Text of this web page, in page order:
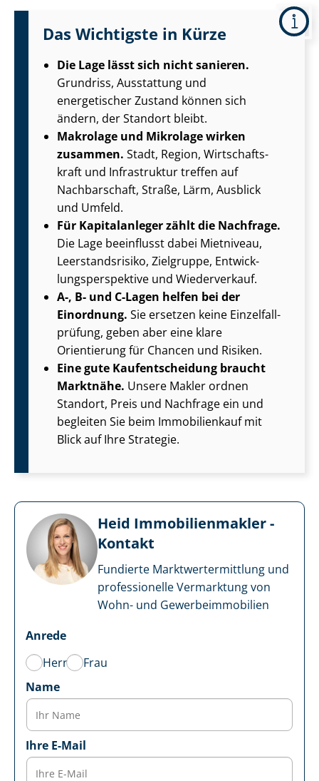
Das Wichtigste in Kürze
Die Lage lässt sich nicht sanieren.
Grundriss, Ausstattung und
energetischer Zustand können sich
ändern, der Standort bleibt.
Makrolage und Mikrolage wirken
zusammen. Stadt, Region, Wirt­schafts­
kraft und Infrastruktur treffen auf
Nachbarschaft, Straße, Lärm, Ausblick
und Umfeld.
Für Kapitalanleger zählt die Nachfrage.
Die Lage beeinflusst dabei Mietniveau,
Leer­stands­ri­si­ko, Zielgruppe, Ent­wick­
lungs­per­spek­ti­ve und Wiederverkauf.
A-, B- und C-Lagen helfen bei der
Einordnung. Sie ersetzen keine Ein­zel­fall­
prü­fung, geben aber eine klare
Orientierung für Chancen und Risiken.
Eine gute Kauf­ent­schei­dung braucht
Marktnähe. Unsere Makler ordnen
Standort, Preis und Nachfrage ein und
begleiten Sie beim Immobilienkauf mit
Blick auf Ihre Strategie.
Heid Im­mo­bi­li­en­mak­ler -
Kontakt
Fundierte Markt­wert­ermitt­lung und
professionelle Vermarktung von
Wohn- und Ge­wer­be­im­mo­bi­li­en
Anrede
Herr
Frau
Name
Ihre E-Mail